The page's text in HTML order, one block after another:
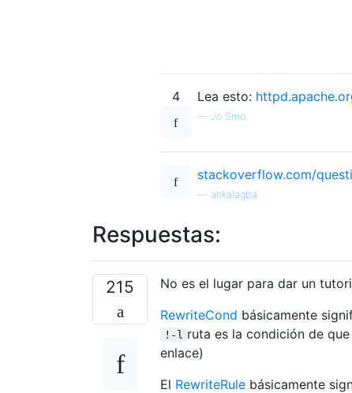
4 Lea esto:
— Jo Smo
stackoverflow.com/
ankalagba
Respuestas:
215
No es el lugar para dar un
RewriteCond básicamente
!-l ruta es la condición de
enlace)
El RewriteRule básicamente